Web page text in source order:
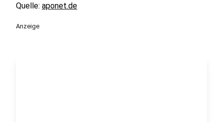
Quelle: aponet.de
Anzeige